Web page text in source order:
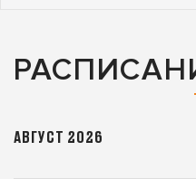
АВГУСТ 2026